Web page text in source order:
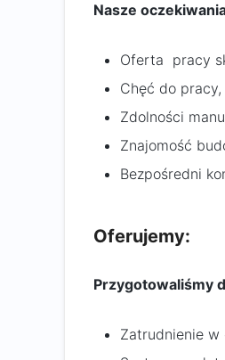
Nasze
Oferta pracy
Chęć do
Zdolności
Znajomość
Bezpośredni
Oferujemy:
Przygotowaliśmy
Zatrudnienie